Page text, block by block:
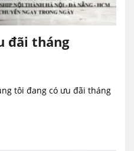
đãi tháng
tôi đang có ưu đãi tháng